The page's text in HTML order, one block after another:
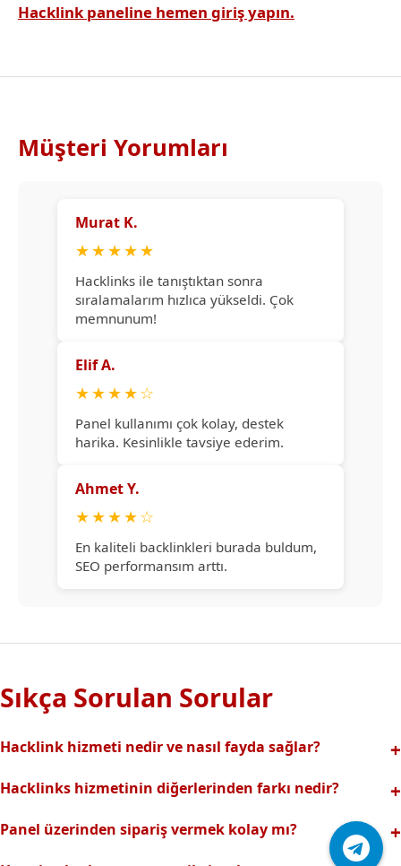
Hacklink paneline hemen giriş yapın.
Müşteri Yorumları
Murat K.
★★★★★
Hacklinks ile tanıştıktan sonra
sıralamalarım hızlıca yükseldi. Çok
memnunum!
Elif A.
★★★★☆
Panel kullanımı çok kolay, destek
harika. Kesinlikle tavsiye ederim.
Ahmet Y.
★★★★☆
En kaliteli backlinkleri burada buldum,
SEO performansım arttı.
Sıkça Sorulan Sorular
Hacklink hizmeti nedir ve nasıl fayda sağlar?
backlinklerle sitenizin arama motorlarındaki
sıralamalarınız hızlıca yükselir.
Hacklinks hizmetinin diğerlerinden farkı nedir?
riski olmadan, en kaliteli ve etkili backlinkler sunuyoruz.
Profesyonel ekibimizle hızlı destek sağlanır.Ayrıca Daha
Panel üzerinden sipariş vermek kolay mı?
Hacklinks paneli kullanıcı dostu arayüzüyle kolayca sipariş